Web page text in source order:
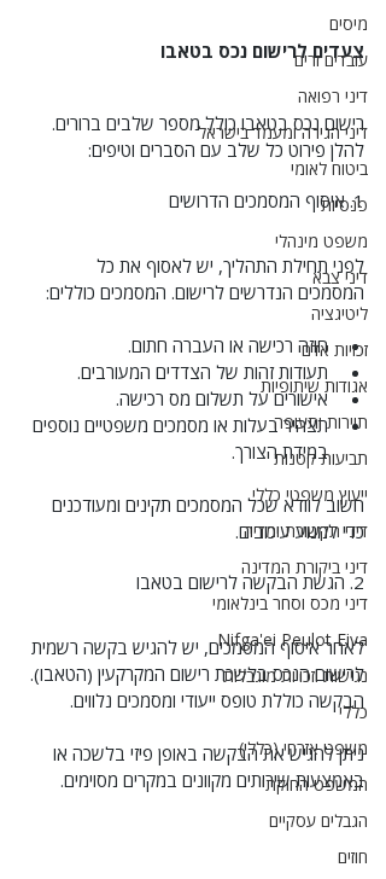
מיסים
עובדים זרים
דיני רפואה
דיני הגירה ומעמד בישראל
ביטוח לאומי
פנסיות
משפט מינהלי
דיני צבא
ליטיגציה
זכויות אדם
אגודות שיתופיות
תיירות ותעופה
תביעות קטנות
ייעוץ משפטי כללי
דיני תקשורת ומדיה
דיני ביקורת המדינה
דיני מכס וסחר בינלאומי
Nifga'ei Peulot Eiva
נגישות וזכויות מוגבלות
כללי
משפט אזרחי (כללי)
המשפט החוקתי
הגבלים עסקיים
חוזים
צעדים לרישום נכס בטאבו
רישום נכס בטאבו כולל מספר שלבים ברורים.
להלן פירוט כל שלב עם הסברים וטיפים:
1. איסוף המסמכים הדרושים
לפני תחילת התהליך, יש לאסוף את כל
המסמכים הנדרשים לרישום. המסמכים כוללים:
חוזה רכישה או העברה חתום.
תעודות זהות של הצדדים המעורבים.
אישורים על תשלום מס רכישה.
תצהיר בעלות או מסמכים משפטיים נוספים
במידת הצורך.
חשוב לוודא שכל המסמכים תקינים ומעודכנים
כדי למנוע עיכובים.
2. הגשת הבקשה לרישום בטאבו
לאחר איסוף המסמכים, יש להגיש בקשה רשמית
לרישום הנכס בלשכת רישום המקרקעין (הטאבו).
הבקשה כוללת טופס ייעודי ומסמכים נלווים.
ניתן להגיש את הבקשה באופן פיזי בלשכה או
באמצעות שירותים מקוונים במקרים מסוימים.